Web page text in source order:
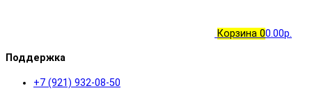
Корзина 00.00р.
Поддержка
+7 (921) 932-08-50